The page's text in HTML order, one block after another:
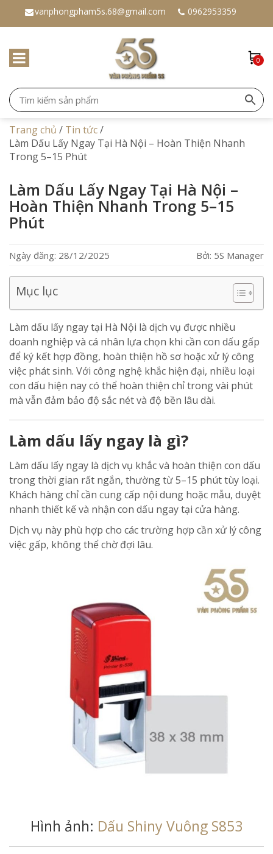
vanphongpham5s.68@gmail.com 0962953359
0
Trang chủ / Tin tức/
Làm Dấu Lấy Ngay Tại Hà Nội – Hoàn Thiện Nhanh
Trong 5–15 Phút
Làm Dấu Lấy Ngay Tại Hà Nội –
Hoàn Thiện Nhanh Trong 5–15
Phút
Ngày đăng: 28/12/2025 Bởi: 5S Manager
Mục lục
Làm dấu lấy ngay tại Hà Nội là dịch vụ được nhiều
doanh nghiệp và cá nhân lựa chọn khi cần con dấu gấp
để ký kết hợp đồng, hoàn thiện hồ sơ hoặc xử lý công
việc phát sinh. Với công nghệ khắc hiện đại, nhiều loại
con dấu hiện nay có thể hoàn thiện chỉ trong vài phút
mà vẫn đảm bảo độ sắc nét và độ bền lâu dài.
Làm dấu lấy ngay là gì?
Làm dấu lấy ngay là dịch vụ khắc và hoàn thiện con dấu
trong thời gian rất ngắn, thường từ 5–15 phút tùy loại.
Khách hàng chỉ cần cung cấp nội dung hoặc mẫu, duyệt
nhanh thiết kế và nhận con dấu ngay tại cửa hàng.
Dịch vụ này phù hợp cho các trường hợp cần xử lý công
việc gấp, không thể chờ đợi lâu.
Hình ảnh: Dấu Shiny Vuông S853